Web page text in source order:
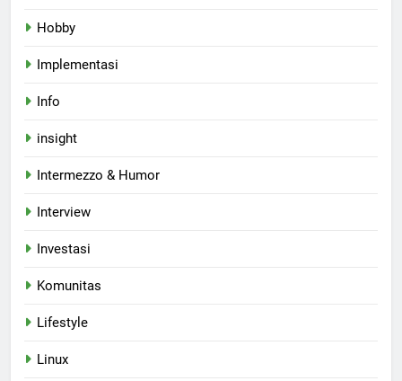
Hobby
Implementasi
Info
insight
Intermezzo & Humor
Interview
Investasi
Komunitas
Lifestyle
Linux